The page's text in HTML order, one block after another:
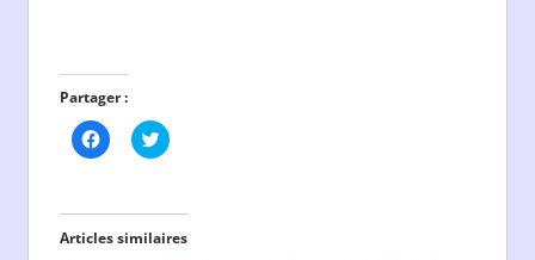
Partager :
Cliquez
pour
dans
une
nouvelle
Cliquez
pour
dans
une
nouvelle
Articles similaires